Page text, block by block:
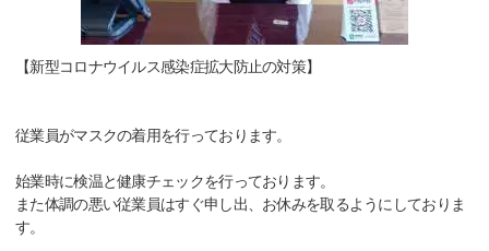
【新型コロナウイルス感染症拡大防止の対策】
従業員がマスクの着用を行っております。
始業時に検温と健康チェックを行っております。
また体調の悪い従業員はすぐ申し出、お休みを取るようにしておりま
す。